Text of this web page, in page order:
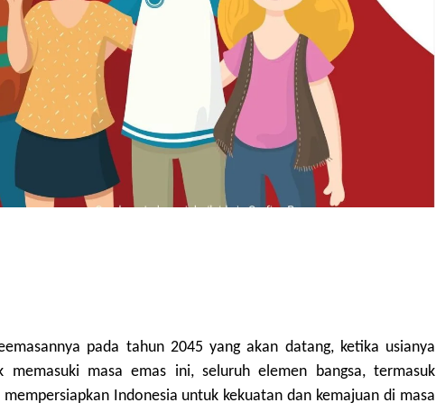
pada tahun 2045 yang akan datang, ketika usianya
masa emas ini, seluruh elemen bangsa, termasuk
Indonesia untuk kekuatan dan kemajuan di masa